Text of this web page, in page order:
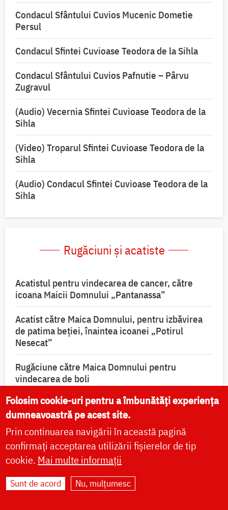
Condacul Sfântului Cuvios Mucenic Dometie
Persul
Condacul Sfintei Cuvioase Teodora de la Sihla
Condacul Sfântului Cuvios Pafnutie – Pârvu
Zugravul
(Audio) Vecernia Sfintei Cuvioase Teodora de la
Sihla
(Video) Troparul Sfintei Cuvioase Teodora de la
Sihla
(Audio) Condacul Sfintei Cuvioase Teodora de la
Sihla
Rugăciuni și acatiste
Acatistul pentru vindecarea de cancer, către
icoana Maicii Domnului „Pantanassa”
Acatist către Maica Domnului, pentru izbăvirea
de patima beției, înaintea icoanei „Potirul
Nesecat”
Rugăciune către Maica Domnului pentru
vindecarea de boli
Acatistul Sfântului Ierarh Spiridon, Episcopul
Trimitundei
Acatistul Sfântului Mucenic Efrem cel Nou
Acatistul Sfântului Ierarh Nectarie de la Eghina
Acatistul Sfântului Ioan Rusul
Folosim cookie-uri pentru a îmbunătăți experiența
dumneavoastră pe acest site.
Prin continuarea navigării în această pagină
confirmați acceptarea utilizării fișierelor de tip
cookie. Mai multe informații
Sunt de acord Nu, mulțumesc